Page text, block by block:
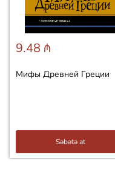
9.48 ₼
Мифы Древней Греции
Səbətə at